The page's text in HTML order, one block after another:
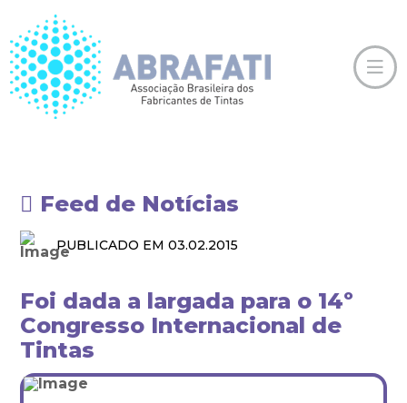
Feed de Notícias
PUBLICADO EM 03.02.2015
Foi dada a largada para o 14º
Congresso Internacional de
Tintas